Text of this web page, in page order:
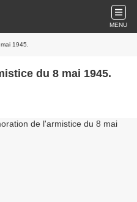
MENU
1945.
du 8 mai 1945.